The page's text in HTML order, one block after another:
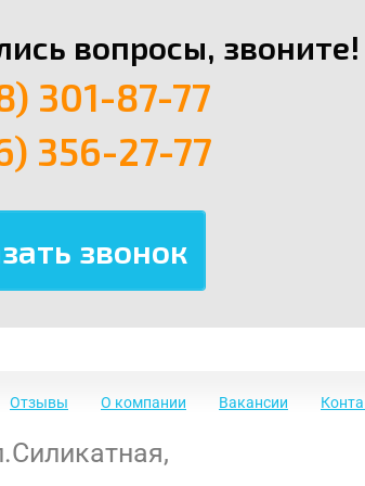
вопросы, звоните!
301-87-77
356-27-77
Отзывы О компании Вакансии